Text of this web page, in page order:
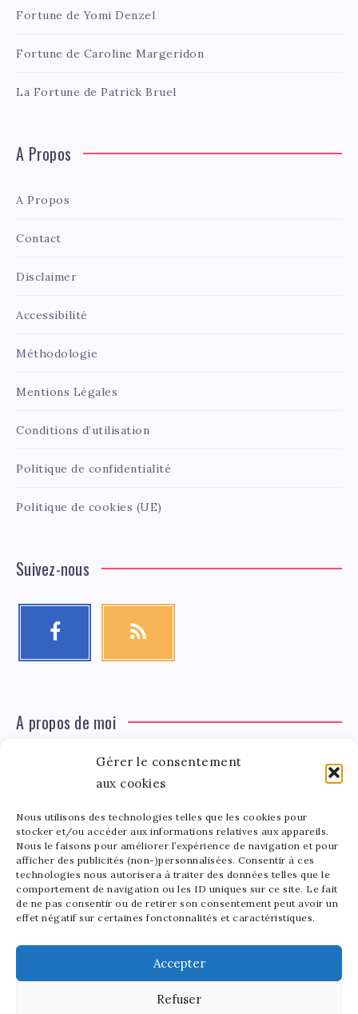
Gérer le consentement
aux cookies
Nous utilisons des technologies telles que les cookies pour
stocker et/ou accéder aux informations relatives aux appareils.
Nous le faisons pour améliorer l’expérience de navigation et pour
afficher des publicités (non-)personnalisées. Consentir à ces
technologies nous autorisera à traiter des données telles que le
comportement de navigation ou les ID uniques sur ce site. Le fait
de ne pas consentir ou de retirer son consentement peut avoir un
effet négatif sur certaines fonctonnalités et caractéristiques.
Accepter
Refuser
Fortune de Yomi Denzel
Fortune de Caroline Margeridon
La Fortune de Patrick Bruel
A Propos
A Propos
Contact
Disclaimer
Accessibilité
Méthodologie
Mentions Légales
Conditions d’utilisation
Politique de confidentialité
Politique de cookies (UE)
Suivez-nous
A propos de moi
Tinger
Léa Tinger
Fondatrice
Fondatrice de FortunedeStar.com, je fusionne ma
passion pour les cultures et l'économie des célébrités.
Entre la gestion de mon site et la poterie, je trouve le
bonheur dans l'équilibre de mes activités. Mère d'un
bout de chou de 5 ans, je partage avec lui l'amour de
l'art sous toutes ses formes.